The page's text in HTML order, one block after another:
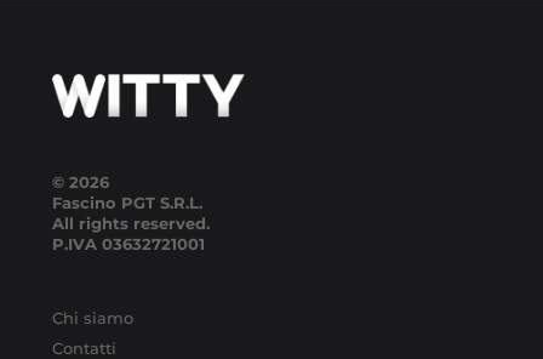
© 2026
Fascino PGT S.R.L.
All rights reserved.
P.IVA 03632721001
Chi siamo
Contatti